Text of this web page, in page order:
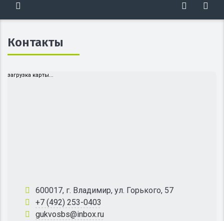
Контакты
загрузка карты...
600017, г. Владимир, ул. Горького, 57
+7 (492) 253-0403
gukvosbs@inbox.ru